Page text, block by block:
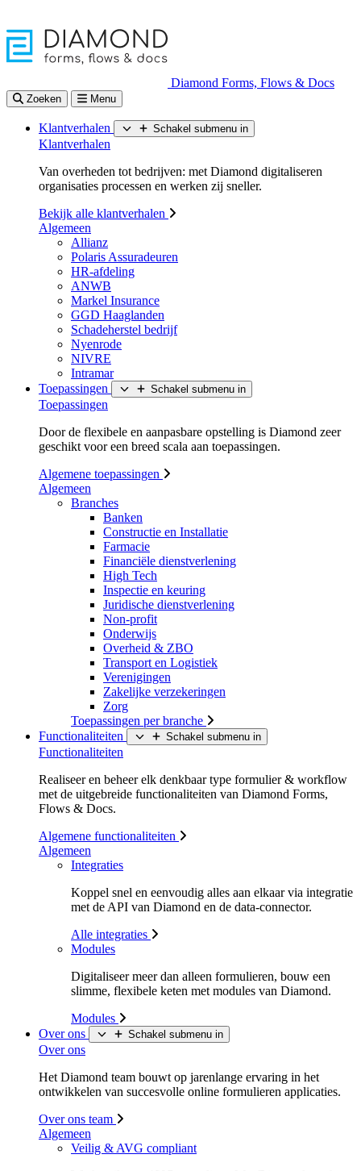
Diamond Forms, Flows & Docs
Zoeken Menu
Klantverhalen Schakel submenu in
Klantverhalen
Van overheden tot bedrijven: met Diamond digitaliseren
organisaties processen en werken zij sneller.
Bekijk alle klantverhalen
Algemeen
Allianz
Polaris Assuradeuren
HR-afdeling
ANWB
Markel Insurance
GGD Haaglanden
Schadeherstel bedrijf
Nyenrode
NIVRE
Intramar
Toepassingen
Schakel submenu in
Toepassingen
Door de flexibele en aanpasbare opstelling is Diamond zeer
geschikt voor een breed scala aan toepassingen.
Algemene toepassingen
Algemeen
Branches
Banken
Constructie en Installatie
Farmacie
Financiële dienstverlening
High Tech
Inspectie en keuring
Juridische dienstverlening
Non-profit
Onderwijs
Overheid & ZBO
Transport en Logistiek
Verenigingen
Zakelijke verzekeringen
Zorg
Toepassingen per branche
Functionaliteiten
Schakel submenu in
Functionaliteiten
Realiseer en beheer elk denkbaar type formulier & workflow
met de uitgebreide functionaliteiten van Diamond Forms,
Flows & Docs.
Algemene functionaliteiten
Algemeen
Integraties
Koppel snel en eenvoudig alles aan elkaar via integratie
met de API van Diamond en de data-connector.
Alle integraties
Modules
Digitaliseer meer dan alleen formulieren, bouw een
slimme, flexibele keten met modules van Diamond.
Modules
Over ons
Schakel submenu in
Over ons
Het Diamond team bouwt op jarenlange ervaring in het
ontwikkelen van succesvolle online formulieren applicaties.
Over ons team
Algemeen
Veilig & AVG compliant